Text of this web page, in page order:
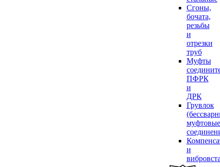
Сгоны,
бочата,
резьбы
и
отрезки
труб
Муфты
ПФРК
и
ДРК
Грувлок
муфтовые
и